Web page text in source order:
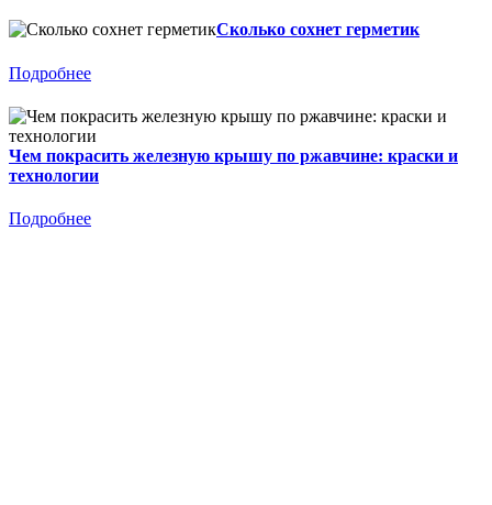
Сколько сохнет герметик
Подробнее
Чем покрасить железную крышу по ржавчине: краски и
технологии
Подробнее